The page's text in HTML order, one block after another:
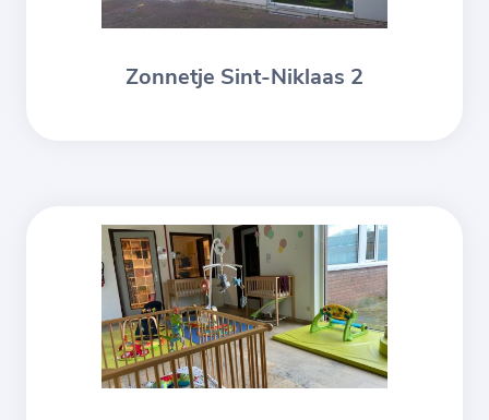
Zonnetje Sint-Niklaas 2